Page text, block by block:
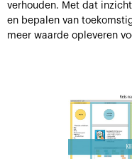
verhouden. Met dat
en bepalen van
meer waarde opleveren